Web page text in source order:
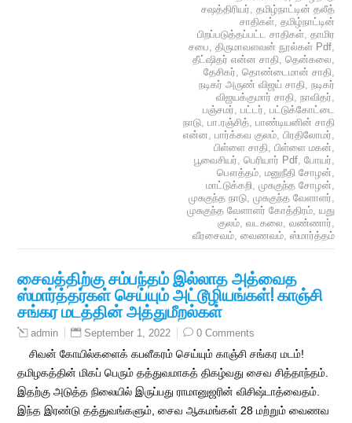
சஷத்திரியர், தமிழ்நாட்டின் தலீத்
சாதிகள், தமிழ்நாட்டின்
பிறப்படுத்தப்பட்ட சாதிகள், தாமிர
சபை, திருமாவளவன் நூல்கள் Pdf,
தீட்ஷிதர் என்ன சாதி, தென்கலை,
தேசிகர், தொண்டைமான் சாதி,
நடிகர் அருண் விஜய் சாதி, நடிகர்
விஜயக்குமார் சாதி, நாவிதர்,
பஞ்சமர், பட்டர், பட்டுக்கோட்டை
நாடு, பா.ரஞ்சித், பாண்டியனின் சாதி
என்ன, பார்க்கவ குலம், பிரதிலோமர்,
பிள்ளை சாதி, பிள்ளை மகன்,
பூவைசியர், பெரியார் Pdf, போயர்,
பௌத்தம், மனுநீதி சோழன்,
மாட்டுக்கறி, முசுகுந்த சோழன்,
முசுகுந்த நாடு, முசுகுந்த வேளாளர்,
முசுகுந்த வேளாளர் கோத்திரம், யது
குலம், வடகலை, வண்ணார்,
வீரசைவம், வைணவம், ஸ்மார்த்தம்
சைவத்திற்கு சம்பந்தம் இல்லாத அத்வைத
ஸ்மார்த்தர்கள் செய்யும் அட்டூழியங்கள்! காஞ்சி
சங்கர மடத்தின் அத்துமீறல்கள்
admin September 1, 2022 0 Comments
சிவன் கோயில்களைக் கபளீகரம் செய்யும் காஞ்சி சங்கர மடம்!
தமிழகத்தின் மிகப் பெரும் தத்துவமாகத் திகழ்வது சைவ சித்தாந்தம்.
இதற்கு அடுத்த நிலையில் இருப்பது ராமானுஜரின் விசிஷ்டாத்வைதம்.
இந்த இரண்டு தத்துவங்களும், சைவ ஆகமங்கள் 28 மற்றும் வைணவ